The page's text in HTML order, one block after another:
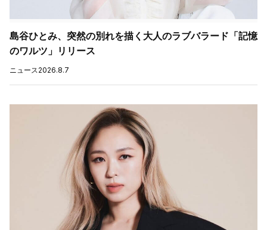
島谷ひとみ、突然の別れを描く大人のラブバラード「記憶
のワルツ」リリース
ニュース 2026.8.7